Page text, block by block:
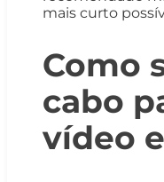
mais curto
Como
cabo
vídeo